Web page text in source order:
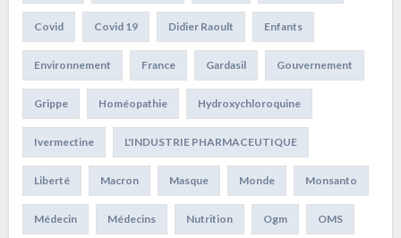
Covid Covid 19 Didier Raoult Enfants
Environnement France Gardasil Gouvernement
Grippe Homéopathie Hydroxychloroquine
Ivermectine L'INDUSTRIE PHARMACEUTIQUE
Liberté Macron Masque Monde Monsanto
Médecin Médecins Nutrition Ogm OMS